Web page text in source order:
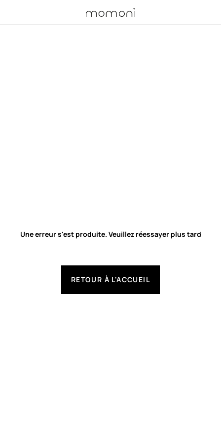
Une erreur s'est produite. Veuillez réessayer plus tard
RETOUR À L'ACCUEIL